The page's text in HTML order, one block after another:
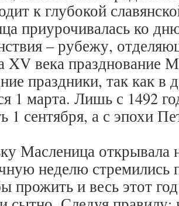
к глубокой
приурочивалась ко
– рубежу,
XV века празднование
праздники, так как в
1 марта. Лишь с 1492
1 сентября, а с эпохи
Масленица открывала
неделю стремились
прожить и весь этот